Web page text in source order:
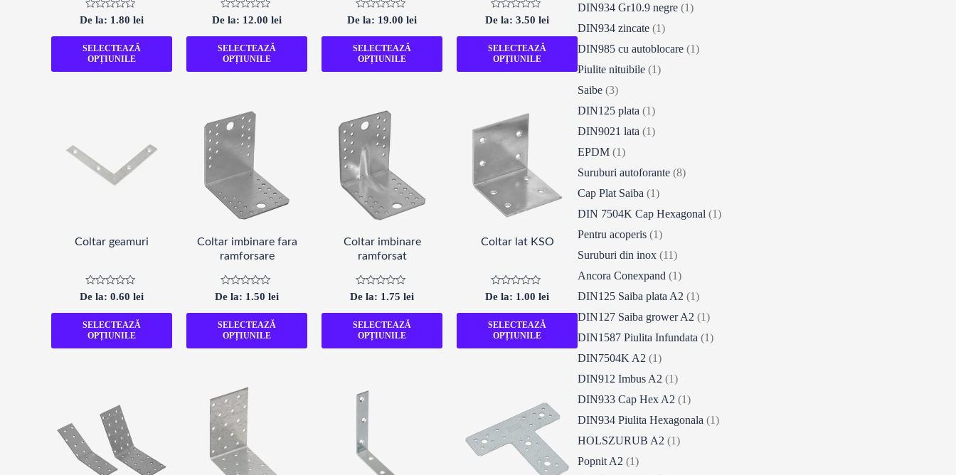
Evaluat
0
din
5
De la: 1.80lei
SELECTEAZĂ
OPȚIUNILE
Evaluat
0
din
5
De la: 12.00lei
SELECTEAZĂ
OPȚIUNILE
Evaluat
0
din
5
De la: 19.00lei
SELECTEAZĂ
OPȚIUNILE
Evaluat
0
din
5
De la:3.50lei
SELECTEAZĂ
OPȚIUNILE
Coltar geamuri
Evaluat
la
0
din
5
De la:0.60lei
SELECTEAZĂ
OPȚIUNILE
Coltar imbinare fara
ramforsare
Evaluat
la
0
din
5
De la: 1.50lei
SELECTEAZĂ
OPȚIUNILE
Coltar imbinare
ramforsat
Evaluat
la
0
din
5
De la: 1.75lei
SELECTEAZĂ
OPȚIUNILE
Coltar lat KSO
Evaluat
la
0
din
5
De la: 1.00lei
SELECTEAZĂ
OPȚIUNILE
DIN934 Gr10.9 negre (1)
DIN934 zincate (1)
DIN985 cu autoblocare (1)
Piulite nituibile (1)
Saibe (3)
DIN125 plata (1)
DIN9021 lata (1)
EPDM (1)
Suruburi autoforante (8)
Cap Plat Saiba (1)
DIN 7504K Cap Hexagonal (1)
Pentru acoperis (1)
Suruburi din inox (11)
Ancora Conexpand (1)
DIN125 Saiba plata A2 (1)
DIN127 Saiba grower A2 (1)
DIN1587 Piulita Infundata (1)
DIN7504K A2 (1)
DIN912 Imbus A2 (1)
DIN933 Cap Hex A2 (1)
DIN934 Piulita Hexagonala (1)
HOLSZURUB A2 (1)
Popnit A2 (1)